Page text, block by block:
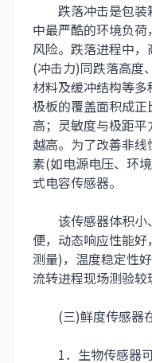
跌落冲击是包装
中最严酷的环境负
风险。跌落进程中
(冲击力)同跌落高度
材料及缓冲结构等
极板的覆盖面积成
高；灵敏度与极距
越高。为了改善非
素(如电源电压、环
式电容传感器。
该传感器体积小
便，动态响应性能
测量)，温度稳定性
流转进程现场测验较
(三)鲜度传感器
1．生物传感器可